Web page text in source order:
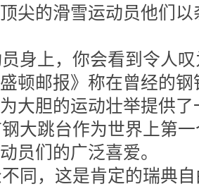
尖的滑雪运动员他们
身上，你会看到令人
顿邮报》称在曾经的
大胆的运动壮举提供了
大跳台作为世界上第
员们的广泛喜爱。
同，这是肯定的瑞典